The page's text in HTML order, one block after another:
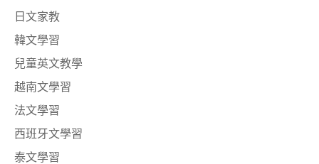
日文家教
韓文學習
兒童英文教學
越南文學習
法文學習
西班牙文學習
泰文學習